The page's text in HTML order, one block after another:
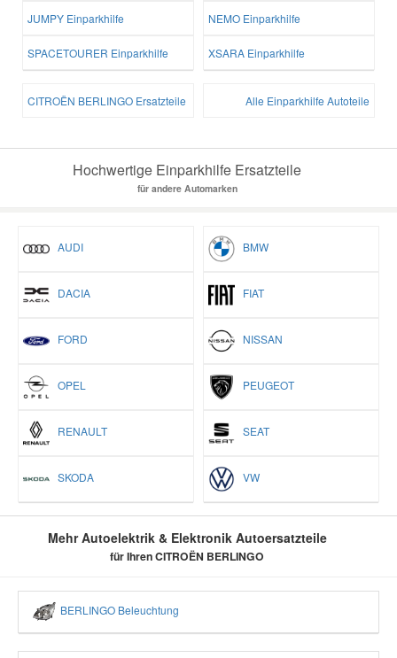
JUMPY Einparkhilfe NEMO Einparkhilfe
SPACETOURER Einparkhilfe XSARA Einparkhilfe
CITROËN BERLINGO Ersatzteile Alle Einparkhilfe Autoteile
Hochwertige Einparkhilfe Ersatzteile
für andere Automarken
AUDI BMW
DACIA FIAT
FORD NISSAN
OPEL PEUGEOT
RENAULT SEAT
SKODA VW
Mehr Autoelektrik & Elektronik Autoersatzteile
für Ihren CITROËN BERLINGO
BERLINGO Beleuchtung